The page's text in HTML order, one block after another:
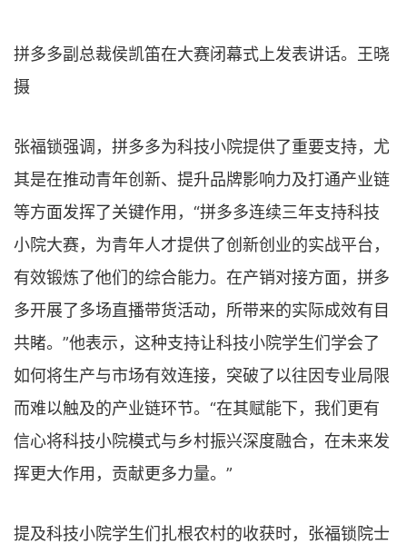
拼多多副总裁侯凯笛在大赛闭幕式上发表讲话。王晓
摄
张福锁强调，拼多多为科技小院提供了重要支持，尤
其是在推动青年创新、提升品牌影响力及打通产业链
等方面发挥了关键作用，“拼多多连续三年支持科技
小院大赛，为青年人才提供了创新创业的实战平台，
有效锻炼了他们的综合能力。在产销对接方面，拼多
多开展了多场直播带货活动，所带来的实际成效有目
共睹。”他表示，这种支持让科技小院学生们学会了
如何将生产与市场有效连接，突破了以往因专业局限
而难以触及的产业链环节。“在其赋能下，我们更有
信心将科技小院模式与乡村振兴深度融合，在未来发
挥更大作用，贡献更多力量。”
提及科技小院学生们扎根农村的收获时，张福锁院士